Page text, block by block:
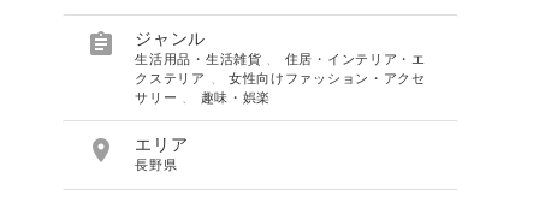
 ジャンル
生活用品・生活雑貨
住居・インテリア・エ
クステリア
女性向けファッション・アクセ
サリー
趣味・娯楽
 エリア
長野県